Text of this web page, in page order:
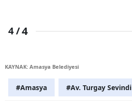
4 /4
KAYNAK: Amasya Belediyesi
#Amasya #Av. Turgay Sevindi